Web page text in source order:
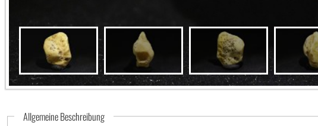
Allgemeine Beschreibung